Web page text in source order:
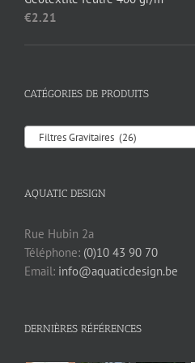
€2.21
CATÉGORIES DE PRODUITS
Filtres Gravitaires (26)
AQUATIC DESIGN
Rue Hubin 2a
Téléphone: (0)10 43 90 70
Email: info@aquaticdesign.be
DERNIÈRES RÉFÉRENCES